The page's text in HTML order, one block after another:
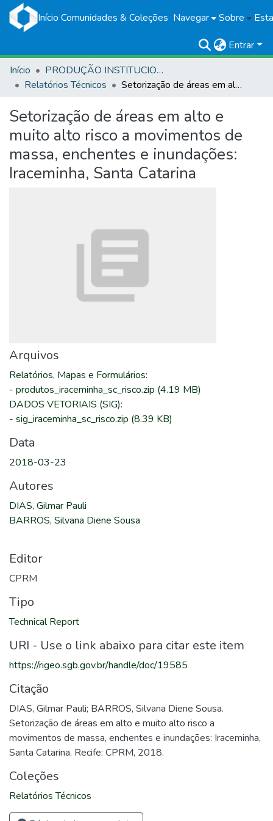
Início Comunidades & Coleções Navegar Sobre
Entrar
Início
PRODUÇÃO INSTITUCIONAL
Relatórios Técnicos
Setorização de áreas em alto e muito alto risco a movimentos de massa, enchentes e inundações: Iraceminha, Santa Catarina
Setorização de áreas em alto e
muito alto risco a movimentos de
massa, enchentes e inundações:
Iraceminha, Santa Catarina
Arquivos
Relatórios, Mapas e Formulários:
- produtos_iraceminha_sc_risco.zip (4.19 MB)
DADOS VETORIAIS (SIG):
- sig_iraceminha_sc_risco.zip (8.39 KB)
Data
2018-03-23
Autores
DIAS, Gilmar Pauli
BARROS, Silvana Diene Sousa
Editor
CPRM
Tipo
Technical Report
URI - Use o link abaixo para citar este item
https://rigeo.sgb.gov.br/handle/doc/19585
Citação
DIAS, Gilmar Pauli; BARROS, Silvana Diene Sousa.
Setorização de áreas em alto e muito alto risco a
movimentos de massa, enchentes e inundações: Iraceminha,
Santa Catarina. Recife: CPRM, 2018.
Coleções
Relatórios Técnicos